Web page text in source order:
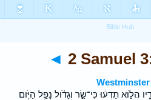
◄ 2 Samuel
הֲלֹ֣וא תֵדְע֔וּ כִּי־שַׂ֣ר וְגָדֹ֗ול נָפַ֛ל הַיֹּ֥ום